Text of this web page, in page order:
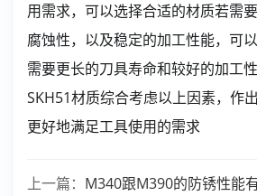
用需求，可以选择合适的材质若需
腐蚀性，以及稳定的加工性能，可
需要更长的刀具寿命和较好的加工
SKH51材质综合考虑以上因素，作
更好地满足工具使用的需求
上一篇： M340跟M390的防锈性能